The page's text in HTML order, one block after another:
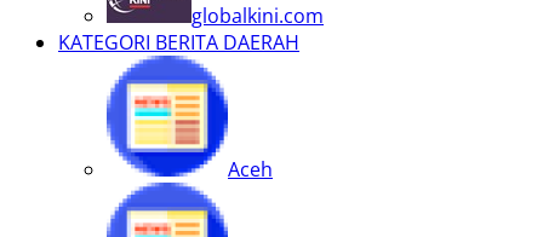
globalkini.com
KATEGORI BERITA DAERAH
Aceh